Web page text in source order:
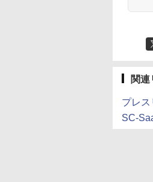
関連
プレス
SC-